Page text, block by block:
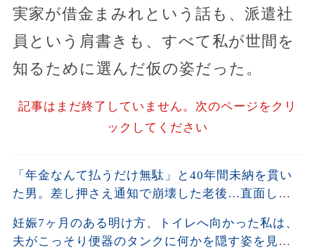
実家が借金まみれという話も、派遣社
員という肩書きも、すべて私が世間を
知るために選んだ仮の姿だった。
記事はまだ終了していません。次のページをクリ
ックしてください
「年金なんて払うだけ無駄」と40年間未納を貫い
た男。差し押さえ通知で崩壊した老後…直面した
妊娠7ヶ月のある明け方、トイレへ向かった私は、
夫がこっそり便器のタンクに何かを隠す姿を見て